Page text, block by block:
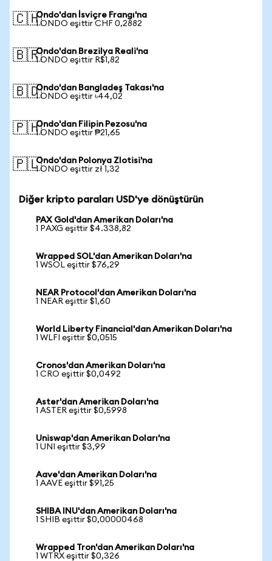
🇨🇭Ondo'dan İsviçre Frangı'na
1 ONDO eşittir CHF 0,2882
🇧🇷Ondo'dan Brezilya Reali'na
1 ONDO eşittir R$1,82
🇧🇩Ondo'dan Bangladeş Takası'na
1 ONDO eşittir ৳44,02
🇵🇭Ondo'dan Filipin Pezosu'na
1 ONDO eşittir ₱21,65
🇵🇱Ondo'dan Polonya Zlotisi'na
1 ONDO eşittir zł 1,32
Diğer kripto paraları USD'ye dönüştürün
PAX Gold'dan Amerikan Doları'na
1 PAXG eşittir $4.338,82
Wrapped SOL'dan Amerikan Doları'na
1 WSOL eşittir $76,29
NEAR Protocol'dan Amerikan Doları'na
1 NEAR eşittir $1,60
World Liberty Financial'dan Amerikan Doları'na
1 WLFI eşittir $0,0515
Cronos'dan Amerikan Doları'na
1 CRO eşittir $0,0492
Aster'dan Amerikan Doları'na
1 ASTER eşittir $0,5998
Uniswap'dan Amerikan Doları'na
1 UNI eşittir $3,99
Aave'dan Amerikan Doları'na
1 AAVE eşittir $91,25
SHIBA INU'dan Amerikan Doları'na
1 SHIB eşittir $0,00000468
Wrapped Tron'dan Amerikan Doları'na
1 WTRX eşittir $0,326